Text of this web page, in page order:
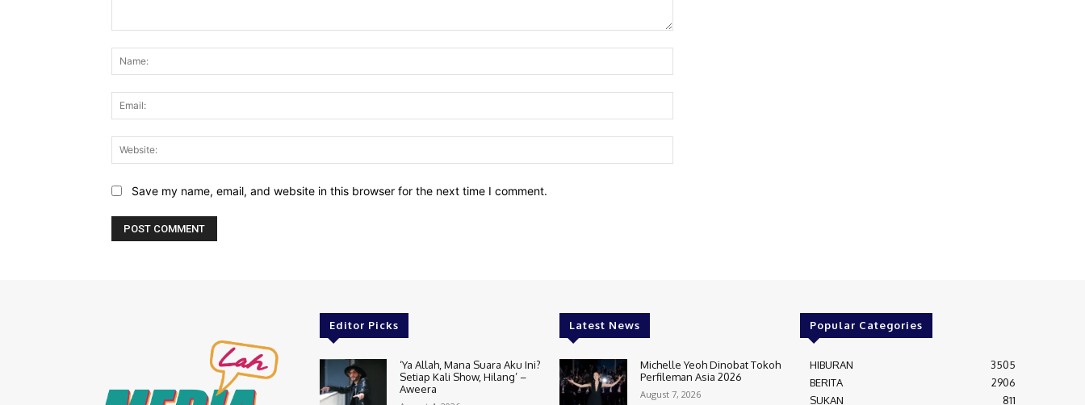
Save my name, email, and website in this browser for the next time I comment.
Editor Picks
‘Ya Allah, Mana Suara Aku Ini?
Setiap Kali Show, Hilang’ –
Aweera
Latest News
Michelle Yeoh Dinobat Tokoh
Perfileman Asia 2026
August 7, 2026
Popular Categories
HIBURAN
3505
BERITA
2906
SUKAN
811